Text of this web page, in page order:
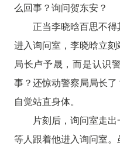
么回事？询问贺东安？
正当李晓晗百思不
进入询问室，李晓晗立
局长卢予晟，而是认识
事？还惊动警察局局长
自觉站直身体。
片刻后，询问室走
等人跟着他进入询问室